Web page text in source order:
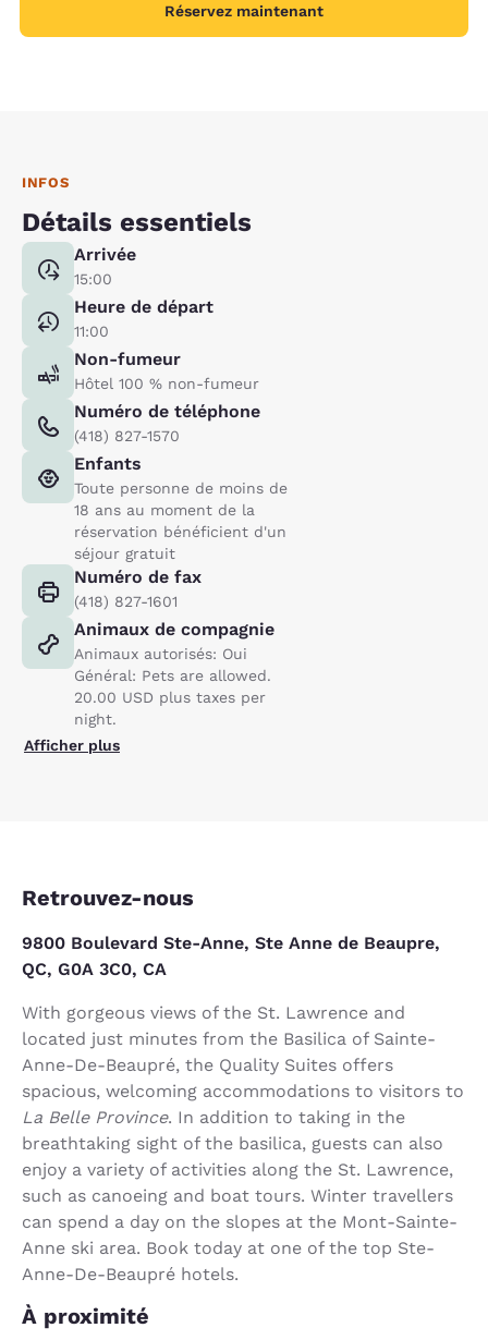
Réservez maintenant
INFOS
Détails essentiels
Arrivée
15:00
Heure de départ
11:00
Non-fumeur
Hôtel 100 % non-fumeur
Numéro de téléphone
(418) 827-1570
Enfants
Toute personne de moins de
18 ans au moment de la
réservation bénéficient d'un
séjour gratuit
Numéro de fax
(418) 827-1601
Animaux de compagnie
Animaux autorisés: Oui
Général: Pets are allowed.
20.00 USD plus taxes per
night.
Afficher plus
Retrouvez-nous
9800 Boulevard Ste-Anne, Ste Anne de Beaupre,
QC, G0A 3C0, CA
With gorgeous views of the St. Lawrence and
located just minutes from the Basilica of Sainte-
Anne-De-Beaupré, the Quality Suites offers
spacious, welcoming accommodations to visitors to
La Belle Province. In addition to taking in the
breathtaking sight of the basilica, guests can also
enjoy a variety of activities along the St. Lawrence,
such as canoeing and boat tours. Winter travellers
can spend a day on the slopes at the Mont-Sainte-
Anne ski area. Book today at one of the top Ste-
Anne-De-Beaupré hotels.
À proximité